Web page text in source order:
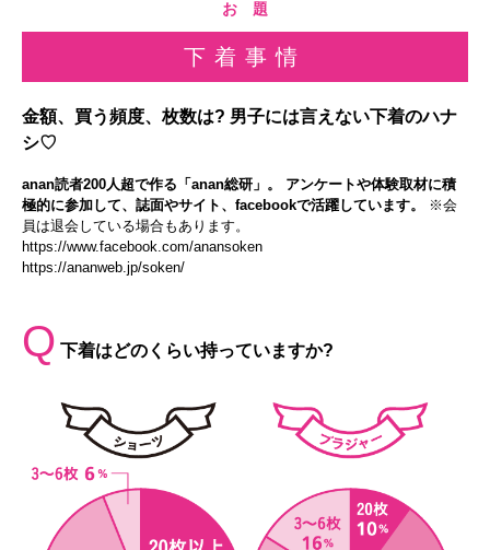
お 題
下着事情
金額、買う頻度、枚数は? 男子には言えない下着のハナ
シ♡
anan読者200人超で作る「anan総研」。 アンケートや体験取材に積
極的に参加して、誌面やサイト、facebookで活躍しています。
※会
員は退会している場合もあります。
https://www.facebook.com/anansoken
https://ananweb.jp/soken/
Q 下着はどのくらい持っていますか?